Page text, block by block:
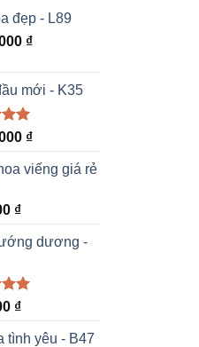
đẹp - L89
₫
mới - K35
₫
viếng giá rẻ
₫
dương -
₫
tình yêu - B47